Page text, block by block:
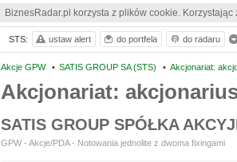
BiznesRadar.pl korzysta z plików cookie.
Akcje GPW • SATIS GROUP SA (STS) • Akcjonariat:
Akcjonariat:
SATIS GROUP SPÓŁKA
GPW - Akcje/PDA - Notowania jednolite z dwoma fixingami
STS: ustaw alert do portfela do radaru
5